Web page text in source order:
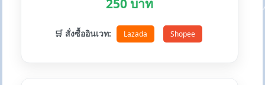
250 บาท
🛒 สั่งซื้ออินเวท: Lazada Shopee